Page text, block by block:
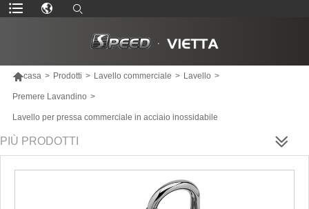
casa > Prodotti > Lavello commerciale > Lavello >
Premere Lavandino >
Lavello per pressa commerciale in acciaio inossidabile
PIÙ PRODOTTI